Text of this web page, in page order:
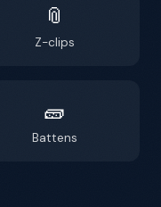
📎
Z-clips
🧱
Battens